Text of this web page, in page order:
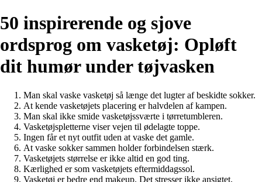
50 inspirerende og sjove
ordsprog om vasketøj: Opløft
dit humør under tøjvasken
Man skal vaske vasketøj så længe det lugter af beskidte sokker.
At kende vasketøjets placering er halvdelen af kampen.
Man skal ikke smide vasketøjssværte i tørretumbleren.
Vasketøjspletterne viser vejen til ødelagte toppe.
Ingen får et nyt outfit uden at vaske det gamle.
At vaske sokker sammen holder forbindelsen stærk.
Vasketøjets størrelse er ikke altid en god ting.
Kærlighed er som vasketøjets eftermiddagssol.
Vasketøj er bedre end makeup. Det stresser ikke ansigtet.